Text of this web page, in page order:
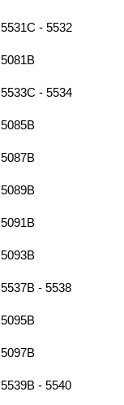
5531C - 5532
5081B
5533C - 5534
5085B
5087B
5089B
5091B
5093B
5537B - 5538
5095B
5097B
5539B - 5540